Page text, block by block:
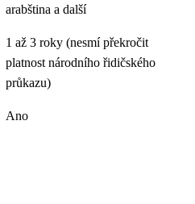
arabština a další
1 až 3 roky (nesmí překročit
platnost národního řidičského
průkazu)
Ano